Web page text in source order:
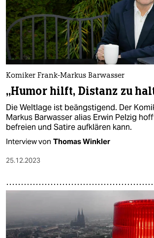
Komiker Frank-Markus Barwasser
„Humor hilft, Distanz zu
Die Weltlage ist beängstigend. Der
Markus Barwasser alias Erwin Pelzig
befreien und Satire aufklären kann.
Interview von Thomas Winkler
25.12.2023